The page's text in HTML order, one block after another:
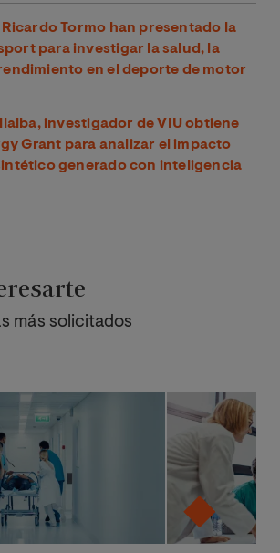
Tormo han presentado la
para investigar la salud, la
en el deporte de motor
investigador de VIU obtiene
Grant para analizar el impacto
generado con inteligencia
más solicitados